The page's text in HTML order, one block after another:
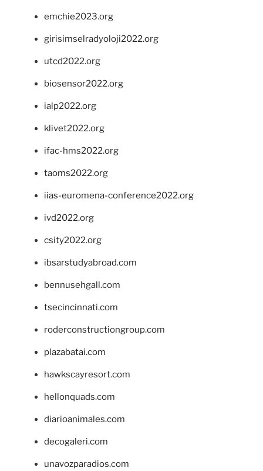
emchie2023.org
girisimselradyoloji2022.org
utcd2022.org
biosensor2022.org
ialp2022.org
klivet2022.org
ifac-hms2022.org
taoms2022.org
iias-euromena-conference2022.org
ivd2022.org
csity2022.org
ibsarstudyabroad.com
bennusehgall.com
tsecincinnati.com
roderconstructiongroup.com
plazabatai.com
hawkscayresort.com
hellonquads.com
diarioanimales.com
decogaleri.com
unavozparadios.com